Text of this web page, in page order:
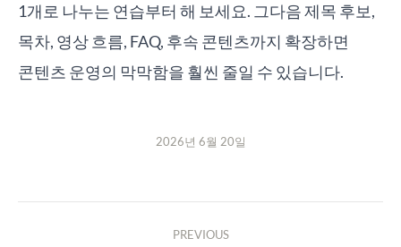
1개로 나누는 연습부터 해 보세요. 그다음 제목 후보,
목차, 영상 흐름, FAQ, 후속 콘텐츠까지 확장하면
콘텐츠 운영의 막막함을 훨씬 줄일 수 있습니다.
2026년 6월 20일
PREVIOUS